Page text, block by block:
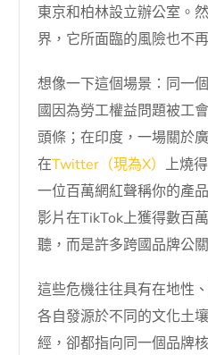
東京和柏林設立辦公室。
界，它所面臨的風險也不
想像一下這個場景：同一
國因為勞工權益問題被工
頭條；在印度，一場關於
在Twitter（現為X）上燒
一位百萬網紅聲稱你的產
影片在TikTok上獲得數百
聽，而是許多跨國品牌公
這些危機往往具有在地性
各自發源於不同的文化土
經，卻都指向同一個品牌